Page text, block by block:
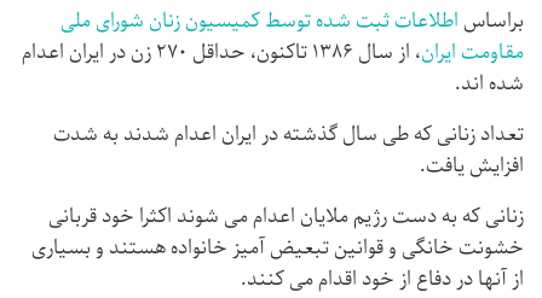
براساس اطلاعات ثبت شده توسط کمیسیون زنان شورای ملی
مقاومت ایران
، از سال ۱۳۸۶ تاکنون، حداقل ۲۷۰ زن در ایران اعدام
شده اند.
تعداد زنانی که طی سال گذشته در ایران اعدام شدند به شدت
افزایش یافت.
زنانی که به دست رژیم ملایان اعدام می شوند اکثرا خود قربانی
خشونت خانگی و قوانین تبعیض آمیز خانواده هستند و بسیاری
از آنها در دفاع از خود اقدام می کنند.